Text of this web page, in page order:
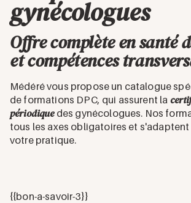
gynécologues
Offre complète en santé
et compétences
Médéré vous propose un catalogue
de formations DPC, qui assurent la
périodiquedes gynécologues. Nos
tous les axes obligatoires et
votre pratique.
{{bon-a-savoir-3}}